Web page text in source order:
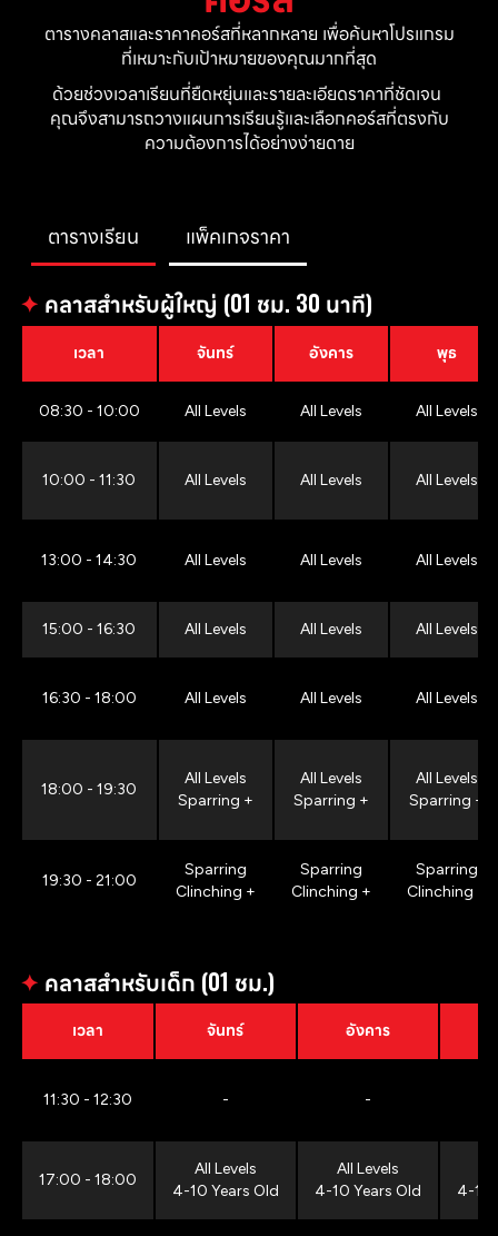
ตารางคลาสและราคาคอร์สที่หลากหลาย เพื่อค้นหาโปรแกรม
ที่เหมาะกับเป้าหมายของคุณมากที่สุด
ด้วยช่วงเวลาเรียนที่ยืดหยุ่นและรายละเอียดราคาที่ชัดเจน
คุณจึงสามารถวางแผนการเรียนรู้และเลือกคอร์สที่ตรงกับ
ความต้องการได้อย่างง่ายดาย
ตารางเรียน แพ็คเกจราคา
✦ คลาสสำหรับผู้ใหญ่ (01 ชม. 30 นาที)
เวลา จันทร์ อังคาร พุธ
08:30 - 10:00 All Levels All Levels All Levels
10:00 - 11:30 All Levels All Levels All Levels
13:00 - 14:30 All Levels All Levels All Levels
15:00 - 16:30 All Levels All Levels All Levels
16:30 - 18:00 All Levels All Levels All Levels
18:00 - 19:30
All Levels
Sparring +
All Levels
Sparring +
All Levels
Sparring +
19:30 - 21:00
Sparring
Clinching +
Sparring
Clinching +
Sparring
Clinching +
✦ คลาสสำหรับเด็ก (01 ชม.)
เวลา จันทร์ อังคาร
11:30 - 12:30 - -
17:00 - 18:00
All Levels
4-10 Years Old
All Levels
4-10 Years Old
4-10